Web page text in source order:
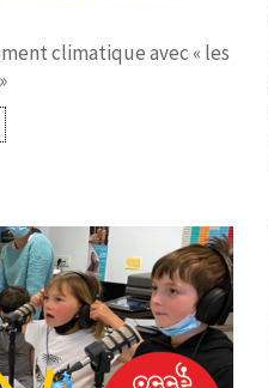
climatique avec « les